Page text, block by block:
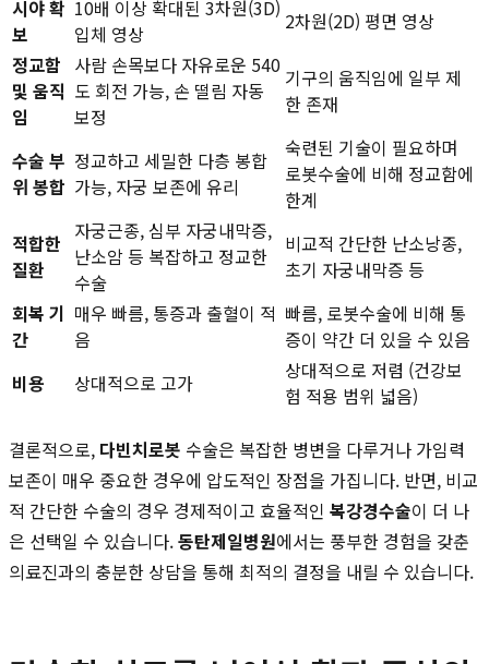
시야 확
보
10배 이상 확대된 3차원(3D)
입체 영상
2차원(2D) 평면 영상
정교함
및 움직
임
사람 손목보다 자유로운 540
도 회전 가능, 손 떨림 자동
보정
기구의 움직임에 일부 제
한 존재
수술 부
위 봉합
정교하고 세밀한 다층 봉합
가능, 자궁 보존에 유리
숙련된 기술이 필요하며
로봇수술에 비해 정교함에
한계
적합한
질환
자궁근종, 심부 자궁내막증,
난소암 등 복잡하고 정교한
수술
비교적 간단한 난소낭종,
초기 자궁내막증 등
회복 기
간
매우 빠름, 통증과 출혈이 적
음
빠름, 로봇수술에 비해 통
증이 약간 더 있을 수 있음
비용
상대적으로 고가
상대적으로 저렴 (건강보
험 적용 범위 넓음)
결론적으로, 다빈치로봇 수술은 복잡한 병변을 다루거나 가임력
보존이 매우 중요한 경우에 압도적인 장점을 가집니다. 반면, 비교
적 간단한 수술의 경우 경제적이고 효율적인 복강경수술이 더 나
은 선택일 수 있습니다.동탄제일병원에서는 풍부한 경험을 갖춘
의료진과의 충분한 상담을 통해 최적의 결정을 내릴 수 있습니다.